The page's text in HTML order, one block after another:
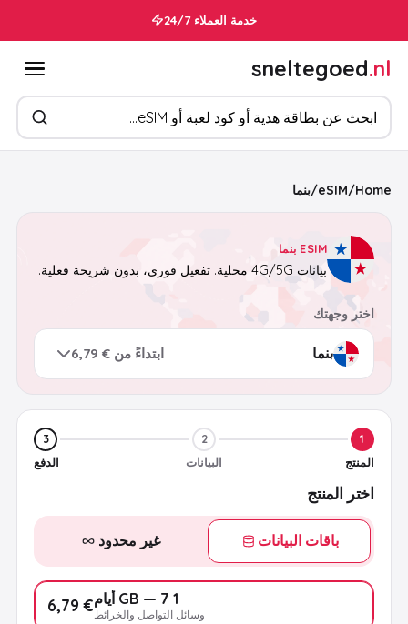
خدمة العملاء 24/7
sneltegoed.nl
ابحث عن المنتجات
Home
/
eSIM
/بنما
ESIM بنما
بيانات 4G/5G محلية. تفعيل فوري، بدون شريحة فعلية.
اختر وجهتك
ابتداءً من € 6,79
1
المنتج
2
البيانات
3
الدفع
اختر المنتج
باقات البيانات غير محدود
1 GB — 7 أيام
وسائل التواصل والخرائط € 6,79